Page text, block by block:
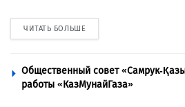
ЧИТАТЬ БОЛЬШЕ
Общественный совет «Самрук-
работы «КазМунайГаза»